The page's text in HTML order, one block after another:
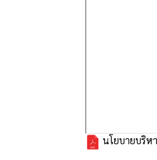
นโยบายบริห